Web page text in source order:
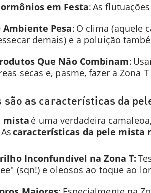
em Festa: As
Ambiente Pesa: O clima (aquele
demais) e a poluição
Que Não Combinam:
secas e, pasme, fazer a
são as características da
mista é uma verdadeira
características da pele mista
Inconfundível na Zona T:
(sqn!) e oleosos ao toque ao